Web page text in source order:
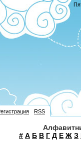
RSS
# А Б В Г Д Е Ж З